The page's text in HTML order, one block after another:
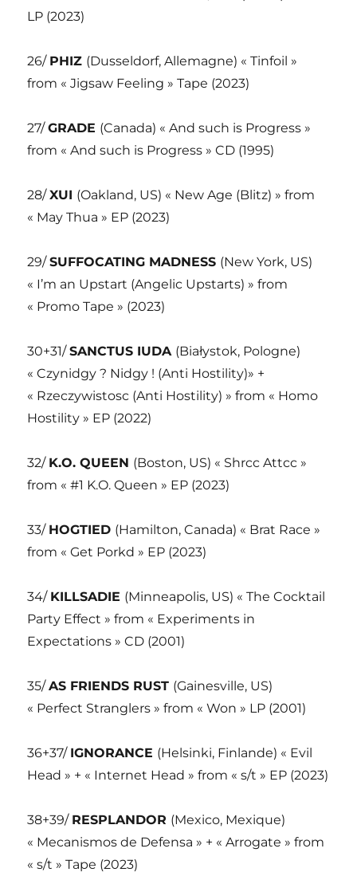
LP (2023)
26/ PHIZ (Dusseldorf, Allemagne) « Tinfoil »
from « Jigsaw Feeling » Tape (2023)
27/GRADE (Canada) « And such is Progress »
from « And such is Progress » CD (1995)
28/XUI (Oakland, US) « New Age (Blitz) » from
« May Thua » EP (2023)
29/SUFFOCATING MADNESS (New York, US)
« I’m an Upstart (Angelic Upstarts) » from
« Promo Tape » (2023)
30+31/SANCTUS IUDA (Białystok, Pologne)
« Czynidgy ? Nidgy ! (Anti Hostility)» +
« Rzeczywistosc (Anti Hostility) » from « Homo
Hostility » EP (2022)
32/ K.O. QUEEN (Boston, US) « Shrcc Attcc »
from « #1 K.O. Queen » EP (2023)
33/ HOGTIED (Hamilton, Canada) « Brat Race »
from « Get Porkd » EP (2023)
34/ KILLSADIE (Minneapolis, US) « The Cocktail
Party Effect » from « Experiments in
Expectations » CD (2001)
35/AS FRIENDS RUST (Gainesville, US)
« Perfect Stranglers » from « Won » LP (2001)
36+37/ IGNORANCE (Helsinki, Finlande) « Evil
Head » + « Internet Head » from « s/t » EP (2023)
38+39/ RESPLANDOR (Mexico, Mexique)
« Mecanismos de Defensa » + « Arrogate » from
« s/t » Tape (2023)